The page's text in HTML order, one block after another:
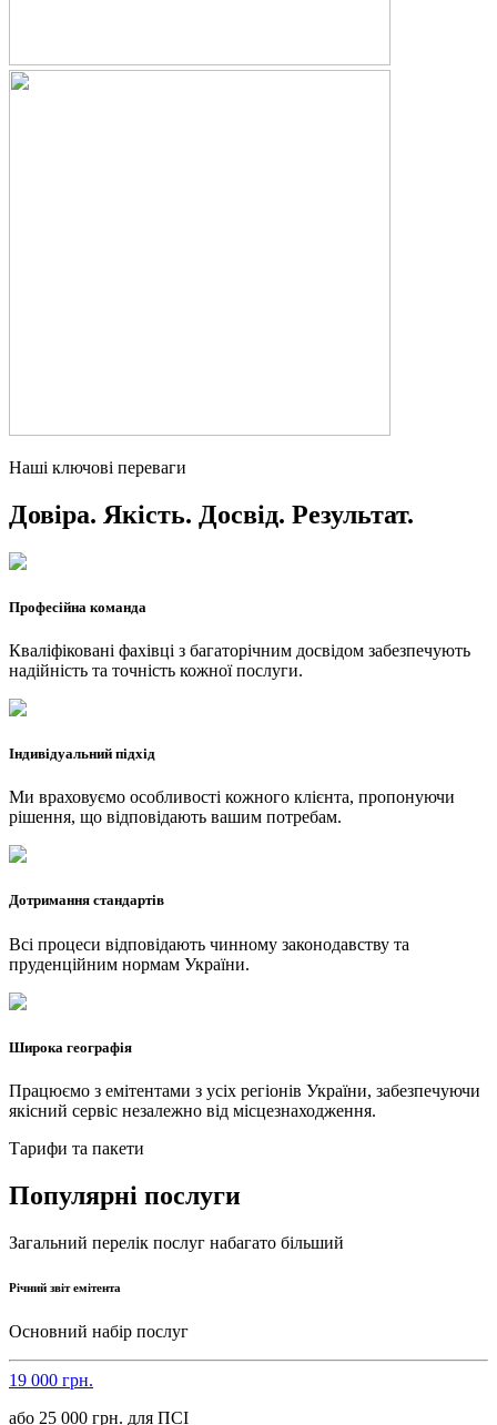
Наші ключові переваги
Довіра. Якість. Досвід. Результат.
Професійна команда
Кваліфіковані фахівці з багаторічним досвідом забезпечують
надійність та точність кожної послуги.
Індивідуальний підхід
Ми враховуємо особливості кожного клієнта, пропонуючи
рішення, що відповідають вашим потребам.
Дотримання стандартів
Всі процеси відповідають чинному законодавству та
пруденційним нормам України.
Широка географія
Працюємо з емітентами з усіх регіонів України, забезпечуючи
якісний сервіс незалежно від місцезнаходження.
Тарифи та пакети
Популярні послуги
Загальний перелік послуг набагато більший
Річний звіт емітента
Основний набір послуг
19 000 грн.
або 25 000 грн. для ПСІ